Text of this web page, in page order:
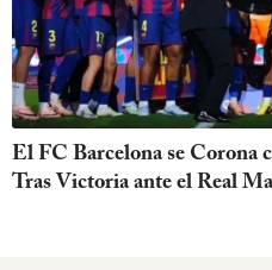
El FC Barcelona se Corona
Tras Victoria ante el Real